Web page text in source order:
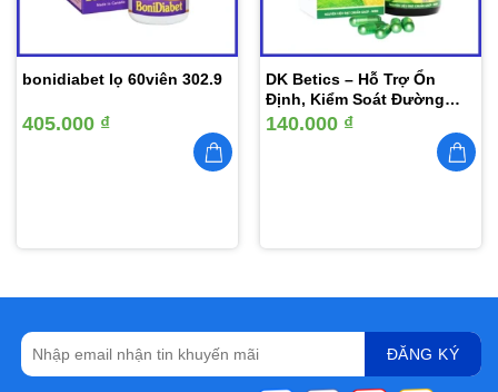
bonidiabet lọ 60viên 302.9
405.000 ₫
DK Betics – Hỗ Trợ Ổn
Định, Kiểm Soát Đường
Huyết
140.000 ₫